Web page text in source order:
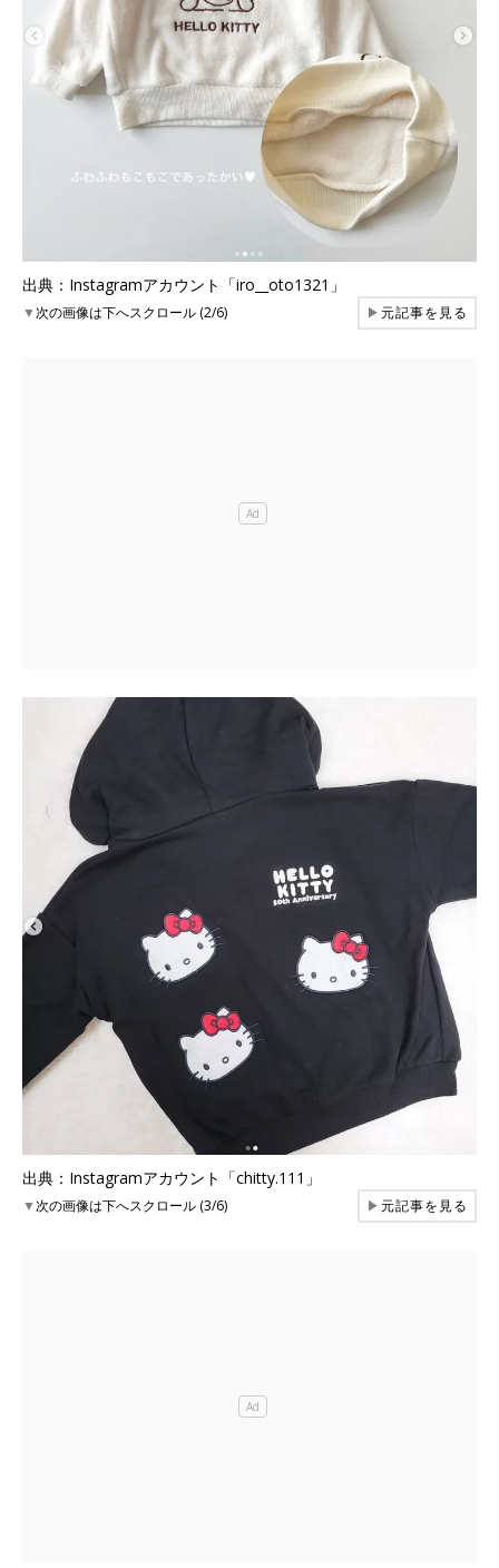
出典：Instagramアカウント「iro__oto1321」
▼次の画像は下へスクロール (2/6) ▶元記事を見る
出典：Instagramアカウント「chitty.111」
▼次の画像は下へスクロール (3/6) ▶元記事を見る